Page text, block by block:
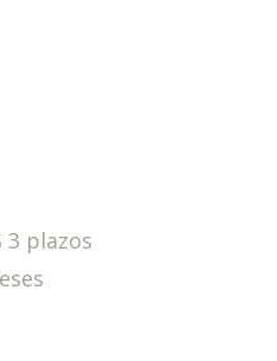
plazos